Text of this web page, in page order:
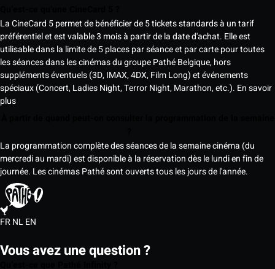
La CineCard 5 permet de bénéficier de 5 tickets standards à un tarif
préférentiel et est valable 3 mois à partir de la date d'achat. Elle est
utilisable dans la limite de 5 places par séance et par carte pour toutes
les séances dans les cinémas du groupe Pathé Belgique, hors
suppléments éventuels (3D, IMAX, 4DX, Film Long) et événements
spéciaux (Concert, Ladies Night, Terror Night, Marathon, etc.). En savoir
plus
La programmation complète des séances de la semaine cinéma (du
mercredi au mardi) est disponible à la réservation dès le lundi en fin de
journée. Les cinémas Pathé sont ouverts tous les jours de l'année.
FRNLEN
Vous avez une question ?